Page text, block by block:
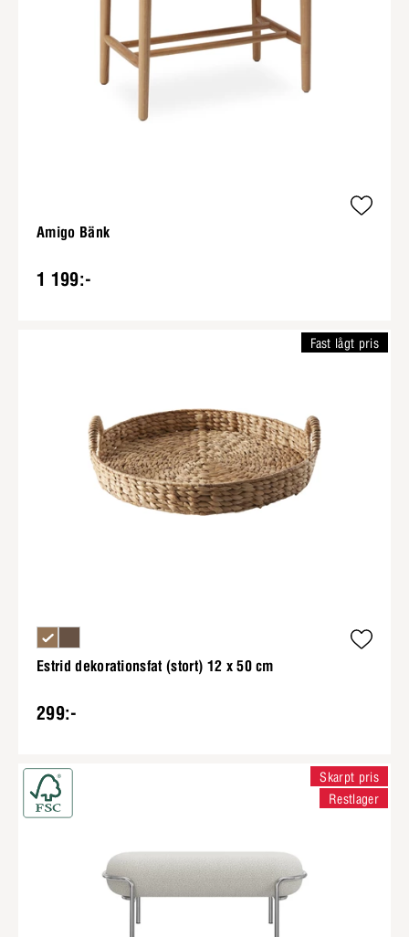
Amigo Bänk
1 199:-
Estrid dekorationsfat (stort) 12 x 50 cm
299:-
Fast lågt pris
Skarpt pris
Restlager